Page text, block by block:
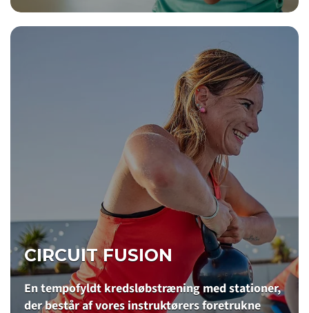
CIRCUIT FUSION
En tempofyldt kredsløbstræning med stationer,
der består af vores instruktørers foretrukne